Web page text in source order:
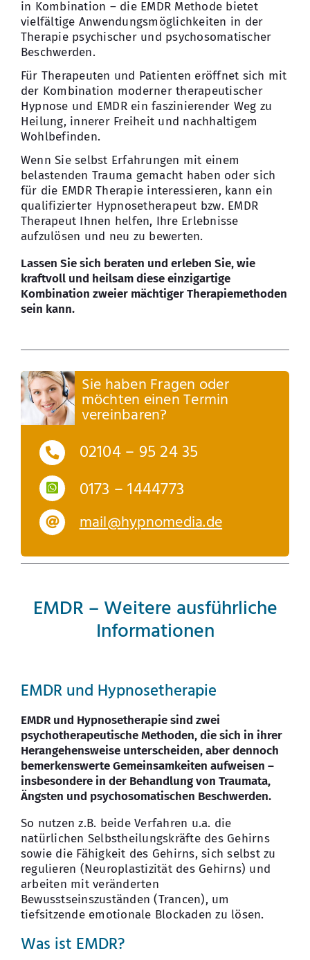
in Kombination – die EMDR Methode bietet
vielfältige Anwendungsmöglichkeiten in der
Therapie psychischer und psychosomatischer
Beschwerden.
Für Therapeuten und Patienten eröffnet sich mit
der Kombination moderner therapeutischer
Hypnose und EMDR ein faszinierender Weg zu
Heilung, innerer Freiheit und nachhaltigem
Wohlbefinden.
Wenn Sie selbst Erfahrungen mit einem
belastenden Trauma gemacht haben oder sich
für die EMDR Therapie interessieren, kann ein
qualifizierter Hypnosetherapeut bzw. EMDR
Therapeut Ihnen helfen, Ihre Erlebnisse
aufzulösen und neu zu bewerten.
Lassen Sie sich beraten und erleben Sie, wie
kraftvoll und heilsam diese einzigartige
Kombination zweier mächtiger Therapiemethoden
sein kann.
Sie haben Fragen oder
möchten einen Termin
vereinbaren?
02104 – 95 24 35
0173 – 1444773
mail@hypnomedia.de
EMDR – Weitere ausführliche
Informationen
EMDR und Hypnosetherapie
EMDR und Hypnosetherapie sind zwei
psychotherapeutische Methoden, die sich in ihrer
Herangehensweise unterscheiden, aber dennoch
bemerkenswerte Gemeinsamkeiten aufweisen –
insbesondere in der Behandlung von Traumata,
Ängsten und psychosomatischen Beschwerden.
So nutzen z.B. beide Verfahren u.a. die
natürlichen Selbstheilungskräfte des Gehirns
sowie die Fähigkeit des Gehirns, sich selbst zu
regulieren (Neuroplastizität des Gehirns) und
arbeiten mit veränderten
Bewusstseinszuständen (Trancen), um
tiefsitzende emotionale Blockaden zu lösen.
Was ist EMDR?